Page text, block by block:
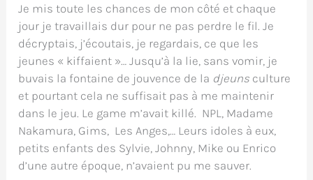
Je mis toute les chances de mon côté et chaque
jour je travaillais dur pour ne pas perdre le fil. Je
décryptais, j’écoutais, je regardais, ce que les
jeunes « kiffaient »… Jusqu’à la lie, sans vomir, je
buvais la fontaine de jouvence de la djeuns culture
et pourtant cela ne suffisait pas à me maintenir
dans le jeu. Le game m’avait killé. NPL, Madame
Nakamura, Gims, Les Anges,… Leurs idoles à eux,
petits enfants des Sylvie, Johnny, Mike ou Enrico
d’une autre époque, n’avaient pu me sauver.